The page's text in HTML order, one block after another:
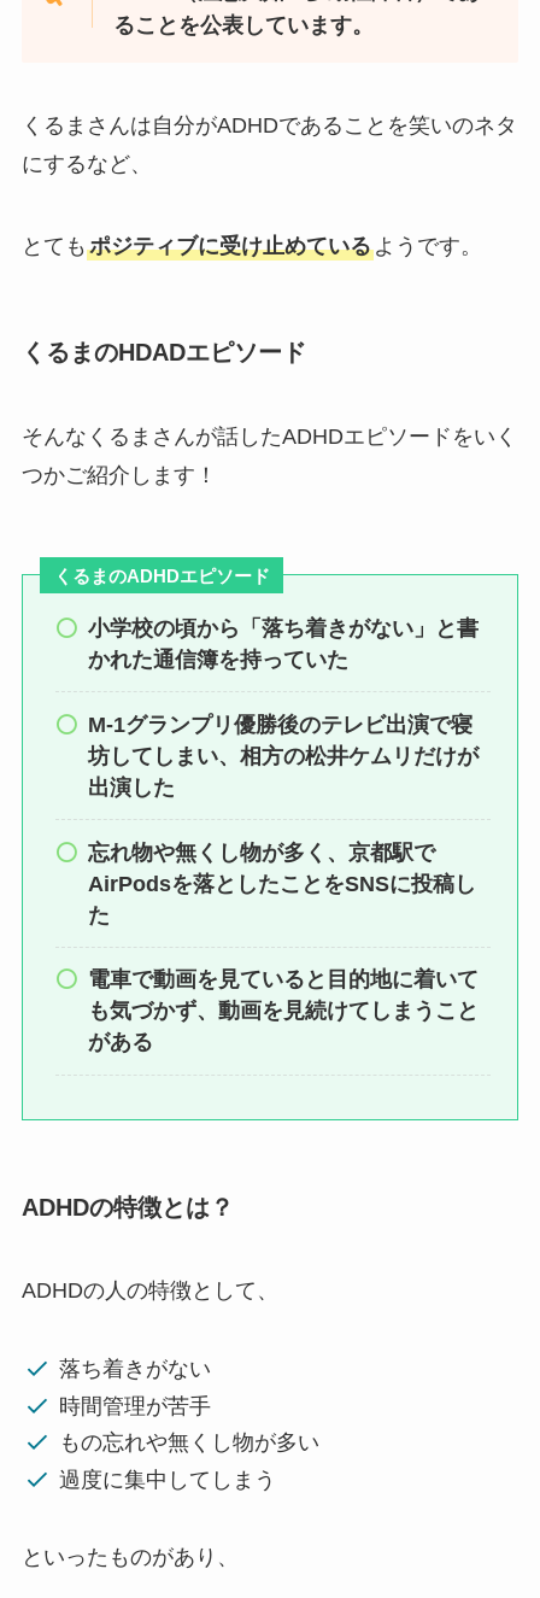
ることを公表しています。
くるまさんは自分がADHDであることを笑いのネタ
にするなど、
とても ポジティブに受け止めているようです。
くるまのHDADエピソード
そんなくるまさんが話したADHDエピソードをいく
つかご紹介します！
くるまのADHDエピソード
小学校の頃から「落ち着きがない」と書
かれた通信簿を持っていた
M-1グランプリ優勝後のテレビ出演で寝
坊してしまい、相方の松井ケムリだけが
出演した
忘れ物や無くし物が多く、京都駅で
AirPodsを落としたことをSNSに投稿し
た
電車で動画を見ていると目的地に着いて
も気づかず、動画を見続けてしまうこと
がある
ADHDの特徴とは？
ADHDの人の特徴として、
落ち着きがない
時間管理が苦手
もの忘れや無くし物が多い
過度に集中してしまう
といったものがあり、